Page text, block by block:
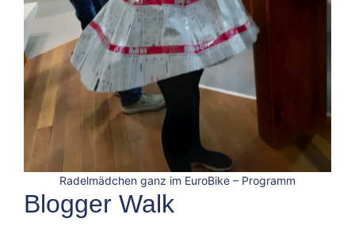
Radelmädchen ganz im EuroBike – Programm
Blogger Walk